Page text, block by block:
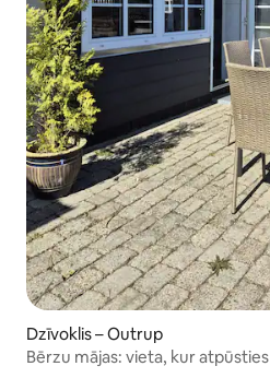
Dzīvoklis – Outrup
Bērzu mājas: vieta, kur atpūsties